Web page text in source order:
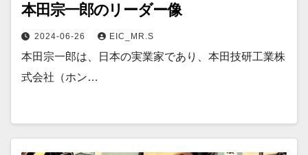
本田宗一郎のリーダー像
2024-06-26 EIC_MR.S
本田宗一郎は、日本の実業家であり、本田技研工業株
式会社（ホン…